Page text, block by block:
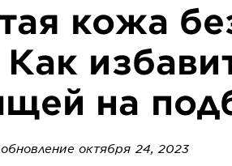
кожа
на
октября 24, 2023